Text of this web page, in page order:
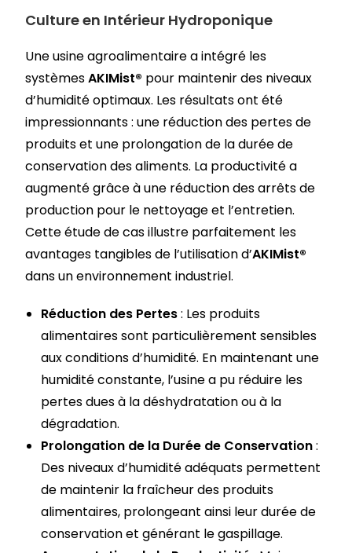
Culture en Intérieur Hydroponique
Une usine agroalimentaire a intégré les
systèmesAKIMist® pour maintenir des niveaux
d’humidité optimaux. Les résultats ont été
impressionnants : une réduction des pertes de
produits et une prolongation de la durée de
conservation des aliments. La productivité a
augmenté grâce à une réduction des arrêts de
production pour le nettoyage et l’entretien.
Cette étude de cas illustre parfaitement les
avantages tangibles de l’utilisation d’AKIMist®
dans un environnement industriel.
Réduction des Pertes: Les produits
alimentaires sont particulièrement sensibles
aux conditions d’humidité. En maintenant une
humidité constante, l’usine a pu réduire les
pertes dues à la déshydratation ou à la
dégradation.
Prolongation de la Durée de Conservation:
Des niveaux d’humidité adéquats permettent
de maintenir la fraîcheur des produits
alimentaires, prolongeant ainsi leur durée de
conservation et générant le gaspillage.